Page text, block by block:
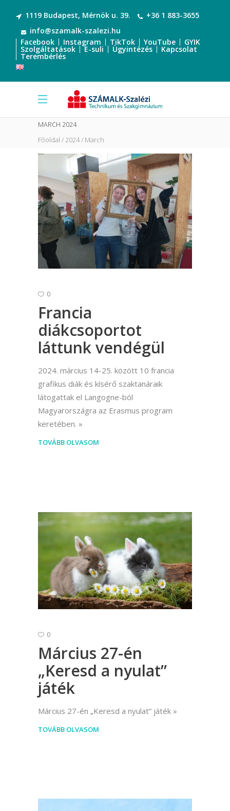
1119 Budapest, Mérnök u. 39.
+36 1 883-3655
info@szamalk-szalezi.hu
Facebook
Instagram TikTok YouTube GYIK
Szolgáltatások E-suli Ügyintézés Kapcsolat
Terembérlés
MARCH 2024
Főoldal 2024 March
0
Francia
diákcsoportot
láttunk vendégül
2024. március 14-25. között 10 francia
grafikus diák és kísérő szaktanáraik
látogattak el Langogne-ból
Magyarországra az Erasmus program
keretében.
TOVÁBB OLVASOM
0
Március 27-én
„Keresd a nyulat”
játék
Március 27-én „Keresd a nyulat” játék
TOVÁBB OLVASOM